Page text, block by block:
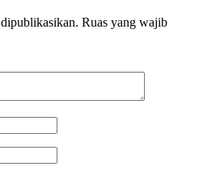
Ruas yang wajib